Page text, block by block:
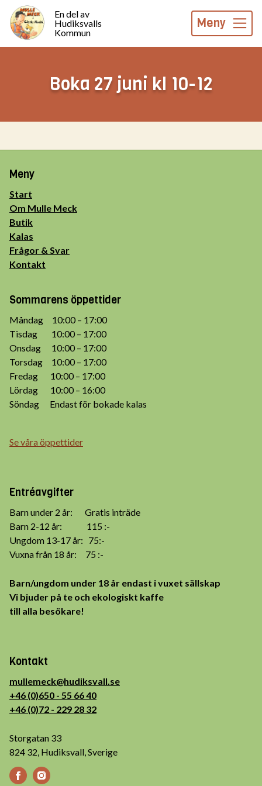
En del av
Hudiksvalls
Kommun
Meny
Boka 27 juni kl 10-12
Meny
Start
Om Mulle Meck
Butik
Kalas
Frågor & Svar
Kontakt
Sommarens öppettider
Måndag 10:00 – 17:00
Tisdag 10:00 – 17:00
Onsdag 10:00 – 17:00
Torsdag 10:00 – 17:00
Fredag 10:00 – 17:00
Lördag 10:00 – 16:00
Söndag Endast för bokade kalas
Se våra öppettider
Entréavgifter
Barn under 2 år: Gratis inträde
Barn 2-12 år: 115 :-
Ungdom 13-17 år: 75:-
Vuxna från 18 år: 75 :-
Barn/ungdom under 18 år endast i vuxet sällskap
Vi bjuder på te och ekologiskt kaffe
till alla besökare!
Kontakt
mullemeck@hudiksvall.se
+46 (0)650 - 55 66 40
+46 (0)72 - 229 28 32
Storgatan 33
824 32, Hudiksvall, Sverige